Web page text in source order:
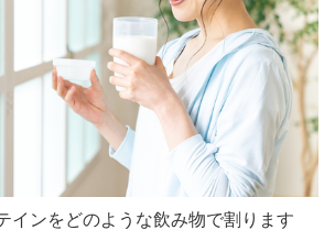
インをどのような飲み物で割ります